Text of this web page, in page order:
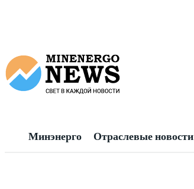
Минэнерго Отраслевые новости